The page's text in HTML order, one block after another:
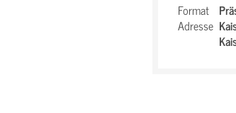
Format
Adresse